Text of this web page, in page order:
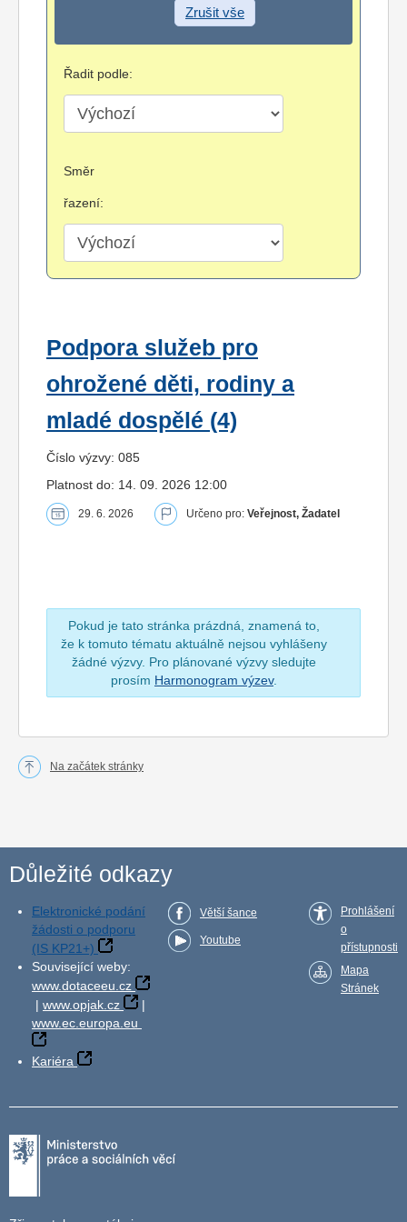
Zrušit vše
Řadit podle:
Směr
řazení:
Podpora služeb pro
ohrožené děti, rodiny a
mladé dospělé (4)
Číslo výzvy: 085
Platnost do: 14. 09. 2026 12:00
29. 6. 2026 Určeno pro: Veřejnost, Žadatel
Pokud je tato stránka prázdná, znamená to,
že k tomuto tématu aktuálně nejsou vyhlášeny
žádné výzvy. Pro plánované výzvy sledujte
prosím Harmonogram výzev.
Na začátek stránky
Důležité odkazy
Elektronické podání
žádosti o podporu
(IS KP21+)
Související weby:
www.dotaceeu.cz
| www.opjak.cz
|
www.ec.europa.eu
Kariéra
Větší šance
Youtube
Prohlášení
o
přístupnosti
Mapa
Stránek